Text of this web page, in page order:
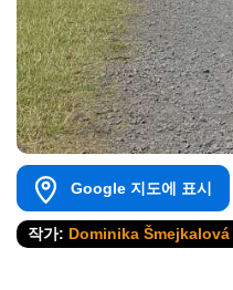
Google 지도에 표시
작가: Dominika Šmejkalová